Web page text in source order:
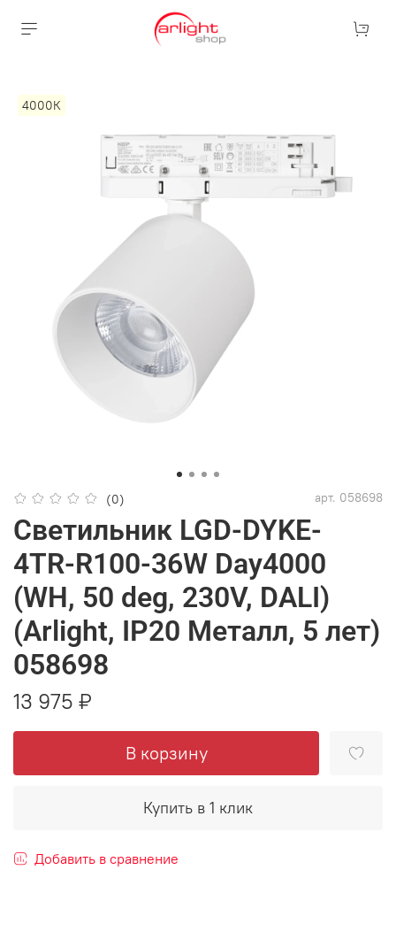
4000К
(0) арт. 058698
Светильник LGD-DYKE-
4TR-R100-36W Day4000
(WH, 50 deg, 230V, DALI)
(Arlight, IP20 Металл, 5 лет)
058698
13 975 ₽
В корзину
Купить в 1 клик
Добавить в сравнение